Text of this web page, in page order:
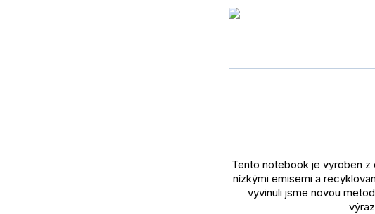
Tento notebook je vyroben
nízkými emisemi a
vyvinuli jsme novou